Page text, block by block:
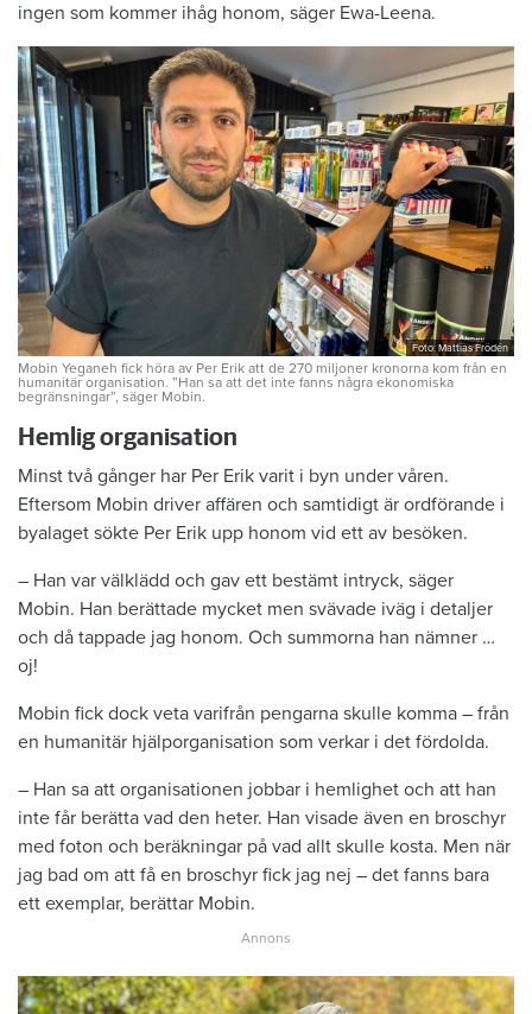
ingen som kommer ihåg honom, säger Ewa-Leena.
Foto: Mattias Frödén
Mobin Yeganeh fick höra av Per Erik att de 270 miljoner kronorna kom från en
humanitär organisation. ”Han sa att det inte fanns några ekonomiska
begränsningar”, säger Mobin.
Hemlig organisation
Minst två gånger har Per Erik varit i byn under våren.
Eftersom Mobin driver affären och samtidigt är ordförande i
byalaget sökte Per Erik upp honom vid ett av besöken.
– Han var välklädd och gav ett bestämt intryck, säger
Mobin. Han berättade mycket men svävade iväg i detaljer
och då tappade jag honom. Och summorna han nämner …
oj!
Mobin fick dock veta varifrån pengarna skulle komma – från
en humanitär hjälporganisation som verkar i det fördolda.
– Han sa att organisationen jobbar i hemlighet och att han
inte får berätta vad den heter. Han visade även en broschyr
med foton och beräkningar på vad allt skulle kosta. Men när
jag bad om att få en broschyr fick jag nej – det fanns bara
ett exemplar, berättar Mobin.